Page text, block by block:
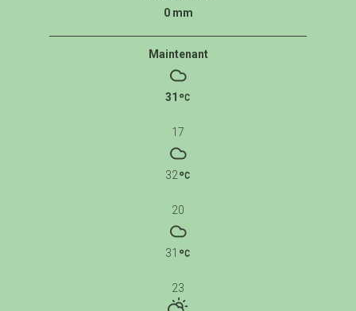
0 mm
Maintenant
31
17
32
20
31
23